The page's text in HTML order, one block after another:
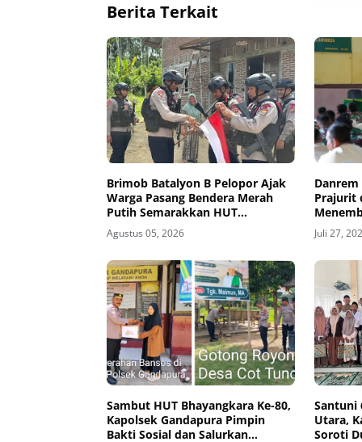
Berita Terkait
Brimob Batalyon B Pelopor Ajak
Warga Pasang Bendera Merah
Putih Semarakkan HUT
Kemerdekaan RI Ke-81
Agustus 05, 2026
Prajurit
dan
Juli 27,
Sambut HUT Bhayangkara Ke-80,
Kapolsek Gandapura Pimpin
Bakti Sosial dan Salurkan
Santuni
Utara,
Soroti